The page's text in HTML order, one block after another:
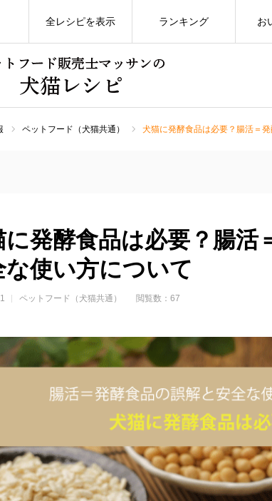
全レシピを表示 ランキング お
ペットフード（犬猫共通） 犬猫に発酵食品は必要？腸活＝
に発酵食品は必要？腸活
な使い方について
ペットフード（犬猫共通） 閲覧数：67